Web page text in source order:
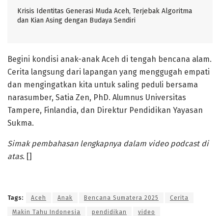
Krisis Identitas Generasi Muda Aceh, Terjebak Algoritma
dan Kian Asing dengan Budaya Sendiri
Begini kondisi anak-anak Aceh di tengah bencana alam.
Cerita langsung dari lapangan yang menggugah empati
dan mengingatkan kita untuk saling peduli bersama
narasumber, Satia Zen, PhD. Alumnus Universitas
Tampere, Finlandia, dan Direktur Pendidikan Yayasan
Sukma.
Simak pembahasan lengkapnya dalam video podcast di
atas. []
Tags: Aceh Anak Bencana Sumatera 2025 Cerita
Makin Tahu Indonesia pendidikan video